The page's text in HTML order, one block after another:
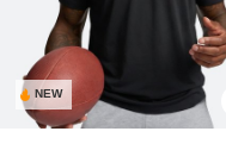
NEW